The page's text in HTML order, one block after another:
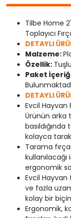
Tilbe Home
Toplayıcı
DETAYLI
Malzeme:
Özellik: Tuşlu
Paket
DETAYLI
Evcil Hayvan
Ürünün arka
kolayca
Tarama
ergonomik
Evcil Hayvan
ve fazla
kolay bir
Ergonomik,